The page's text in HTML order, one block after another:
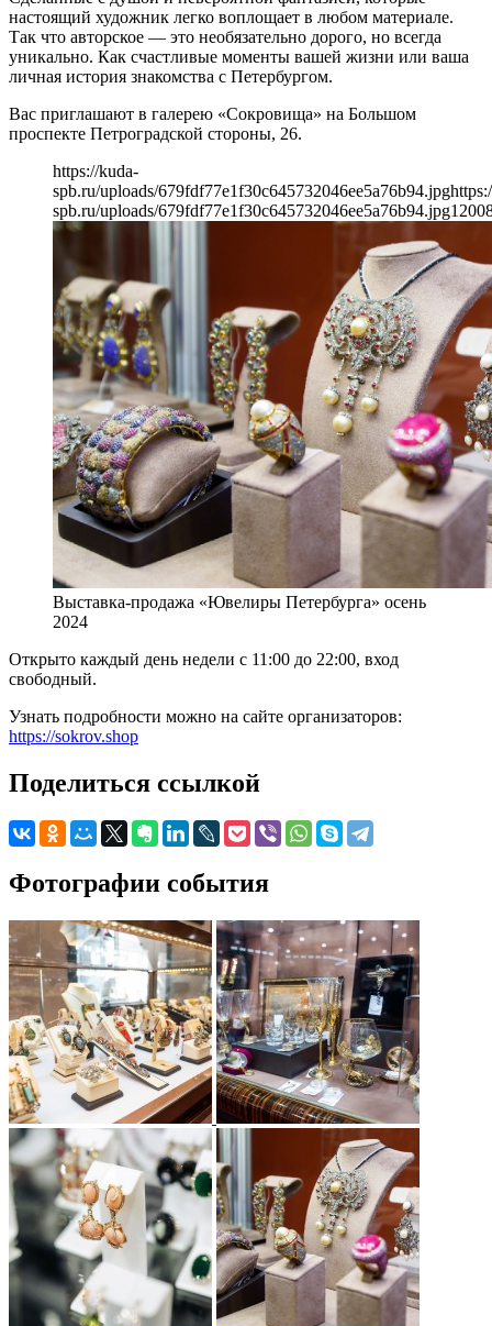
настоящий художник легко воплощает в любом материале.
Так что авторское — это необязательно дорого, но всегда
уникально. Как счастливые моменты вашей жизни или ваша
личная история знакомства с Петербургом.
Вас приглашают в галерею «Сокровища» на Большом
проспекте Петроградской стороны, 26.
https://kuda-
spb.ru/uploads/679fdf77e1f30c645732046ee5a76b94.jpg
spb.ru/uploads/679fdf77e1f30c645732046ee5a76b94.jpg1200
Выставка-продажа «Ювелиры Петербурга» осень
2024
Открыто каждый день недели с 11:00 до 22:00, вход
свободный.
Узнать подробности можно на сайте организаторов:
https://sokrov.shop
Поделиться ссылкой
Фотографии события